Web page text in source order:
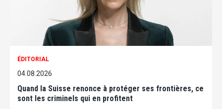
ÉDITORIAL
04.08.2026
Quand la Suisse renonce à protéger ses frontières, ce
sont les criminels qui en profitent